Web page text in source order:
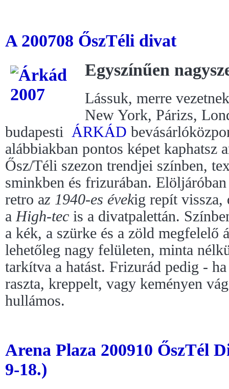
A 200708 ŐszTéli divat
Egyszínűen
Lássuk, merre
New York, Párizs,
budapesti ÁRKÁD
alábbiakban pontos képet kaphatsz
Ősz/Téli szezon trendjei színben,
sminkben és frizurában.
retro az 1940-es évekig repít vissza,
a High-tec is a divatpalettán.
a kék, a szürke és a zöld megfelelő
lehetőleg nagy felületen, minta
tarkítva a hatást. Frizurád pedig -
raszta, kreppelt, vagy keményen
hullámos.
Arena Plaza 200910 ŐszTél
9-18.)